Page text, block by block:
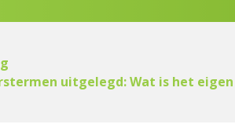
uitgelegd: Wat is het